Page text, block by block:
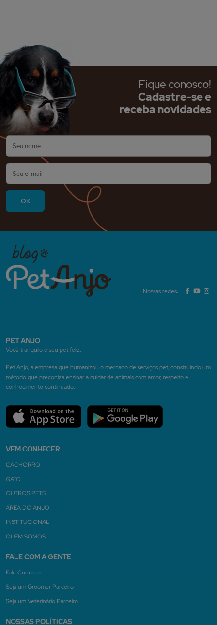
Fique conosco!
Cadastre-se e
receba novidades
Nossas redes:
PET ANJO
Você tranquilo e seu pet feliz.
Pet Anjo, a empresa que humanizou o mercado de serviços pet, construindo um
método que preconiza ensinar a cuidar de animais com amor, respeito e
conhecimento continuado.
VEM CONHECER
CACHORRO
GATO
OUTROS PETS
ÁREA DO ANJO
INSTITUCIONAL
QUEM SOMOS
FALE COM A GENTE
Fale Conosco
Seja um Groomer Parceiro
Seja um Veterinário Parceiro
NOSSAS POLÍTICAS